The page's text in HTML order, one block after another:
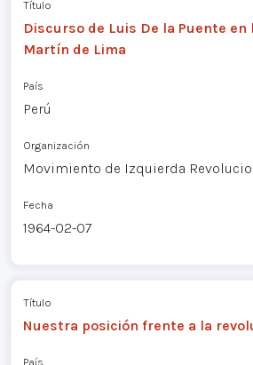
Título
Discurso de Luis De la Puente en
Martín de Lima
País
Perú
Organización
Movimiento de Izquierda
Fecha
1964-02-07
Título
Nuestra posición frente a la
País